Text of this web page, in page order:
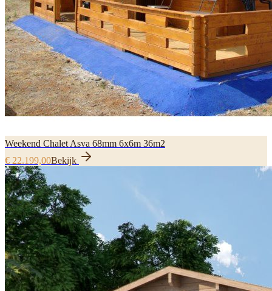
Weekend Chalet Asva 68mm 6x6m 36m2
€ 22.199,00Bekijk